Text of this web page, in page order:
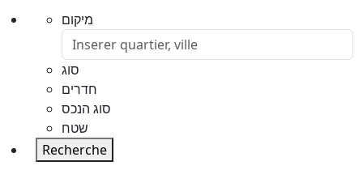
מיקום
סוג
חדרים
סוג הנכס
שטח
Recherche